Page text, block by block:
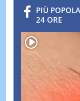
PIÙ
24 ORE